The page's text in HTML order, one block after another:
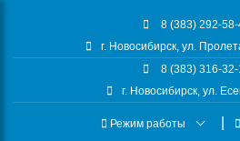
8 (383) 292-58-
г. Новосибирск, ул.
8 (383) 316-
г. Новосибирск, ул.
Режим работы